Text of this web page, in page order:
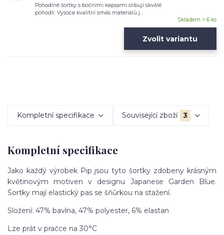
Pohodlné šortky s bočními kapsami slibují skvělé
pohodlí. Vysoce kvalitní směs materiálů j...
Skladem > 6 ks
Zvolit variantu
Kompletní specifikace Související zboží 3
Kompletní specifikace
Jako každý výrobek Pip jsou tyto šortky zdobeny krásným
květinovým motiven v designu Japanese Garden Blue.
Šortky mají elastický pas se šňůrkou na stažení.
Složení: 47% bavlna, 47% polyester, 6% elastan
Lze prát v pračce na 30°C